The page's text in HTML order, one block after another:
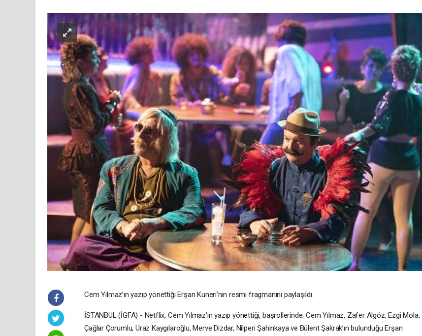
Cem Yılmaz’ın yazıp yönettiği Erşan Kuneri’nin resmi fragmanını paylaşıldı.
İSTANBUL (İGFA) - Netflix, Cem Yılmaz’ın yazıp yönettiği, başrollerinde; Cem Yılmaz, Zafer Algöz, Ezgi Mola,
Çağlar Çorumlu, Uraz Kaygılaroğlu, Merve Dizdar, Nilperi Şahinkaya ve Bülent Şakrak’ın bulunduğu Erşan